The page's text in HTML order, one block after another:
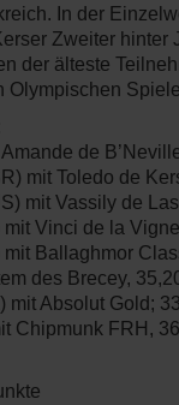
In der
Zweiter
der älteste
Olympischen
de
mit Toledo de
mit Vassily de
Vinci de la
Ballaghmor
des Brecey,
mit Absolut Gold;
Chipmunk FRH,